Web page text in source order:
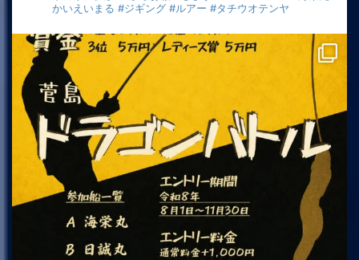
かいえいまる #ジギング #ルアー #タチウオテンヤ